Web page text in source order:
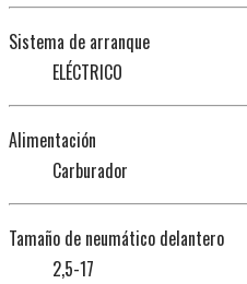
Sistema de arranque
ELÉCTRICO
Alimentación
Carburador
Tamaño de neumático delantero
2,5-17